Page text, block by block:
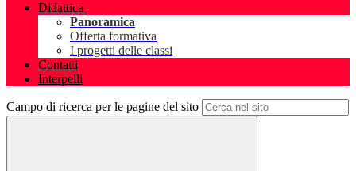
Didattica
Panoramica
Offerta formativa
I progetti delle classi
Contatti
Interpelli
Campo di ricerca per le pagine del sito